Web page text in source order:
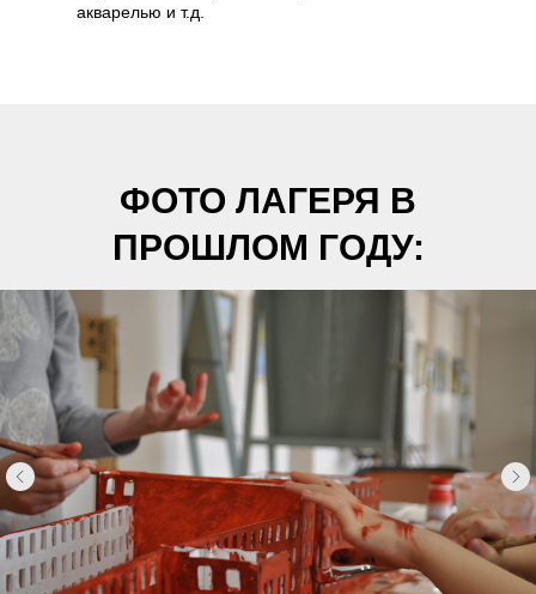
акварелью и т.д.
ФОТО ЛАГЕРЯ В
ПРОШЛОМ ГОДУ:
Получит призы